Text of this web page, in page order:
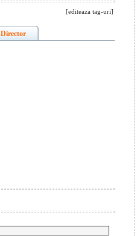
[editeaza tag-uri]
Director